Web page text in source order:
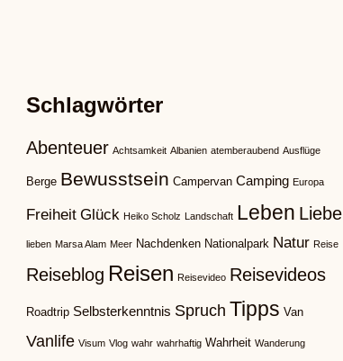
Schlagwörter
Abenteuer Achtsamkeit Albanien atemberaubend Ausflüge
Berge Bewusstsein Campervan Camping Europa
Freiheit Glück Heiko Scholz Landschaft Leben Liebe
lieben Marsa Alam Meer Nachdenken Nationalpark Natur Reise
Reiseblog Reisen Reisevideo Reisevideos
Roadtrip Selbsterkenntnis Spruch Tipps Van
Vanlife Visum Vlog wahr wahrhaftig Wahrheit Wanderung